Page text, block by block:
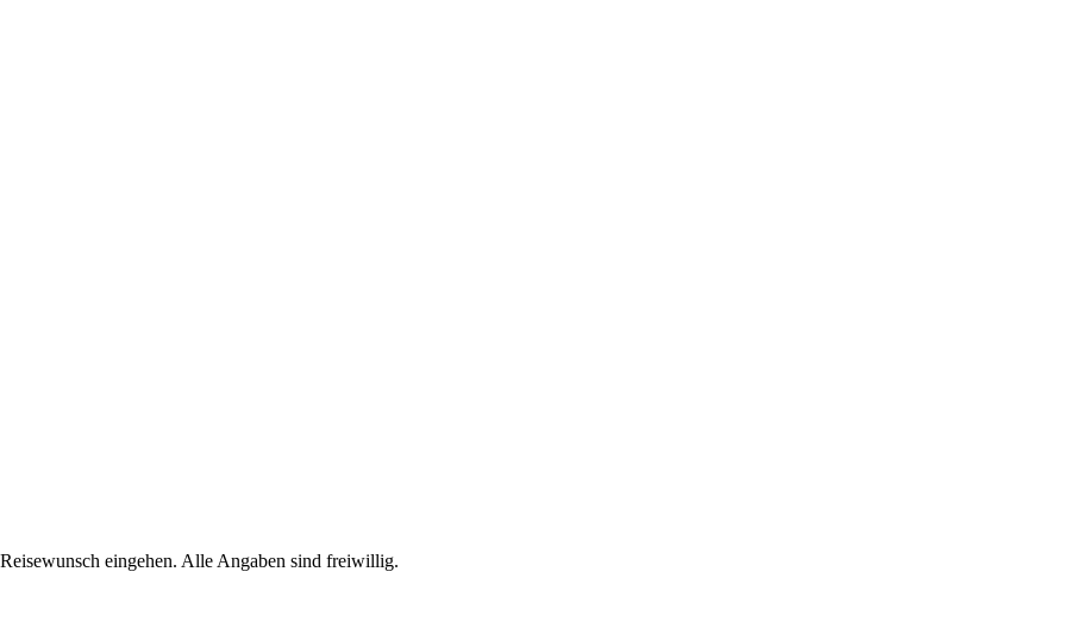
eingehen. Alle Angaben sind freiwillig.